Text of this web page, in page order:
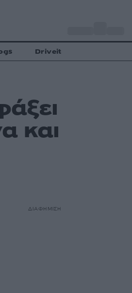
Driveit
και
ΔΙΑΦΗΜΙΣΗ